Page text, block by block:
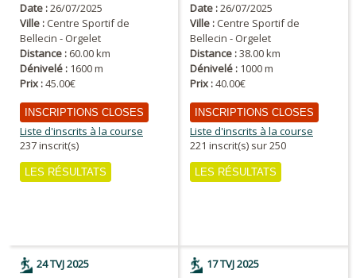
Date :26/07/2025
Ville :Centre Sportif de
Bellecin - Orgelet
Distance : 60.00 km
Dénivelé : 1600 m
Prix :45.00€
INSCRIPTIONS CLOSES
Liste d'inscrits à la course
237 inscrit(s)
LES RÉSULTATS
Date :26/07/2025
Ville :Centre Sportif de
Bellecin - Orgelet
Distance :38.00 km
Dénivelé : 1000 m
Prix :40.00€
INSCRIPTIONS CLOSES
Liste d'inscrits à la course
221 inscrit(s) sur 250
LES RÉSULTATS
24 TVJ 2025
17 TVJ 2025